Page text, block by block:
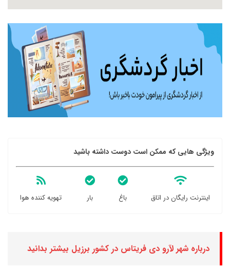
ویژگی هایی که ممکن است دوست داشته باشید
اینترنت رایگان در اتاق باغ بار تهویه کننده هوا
درباره شهر لآرو دی فریتاس در کشور برزیل بیشتر بدانید